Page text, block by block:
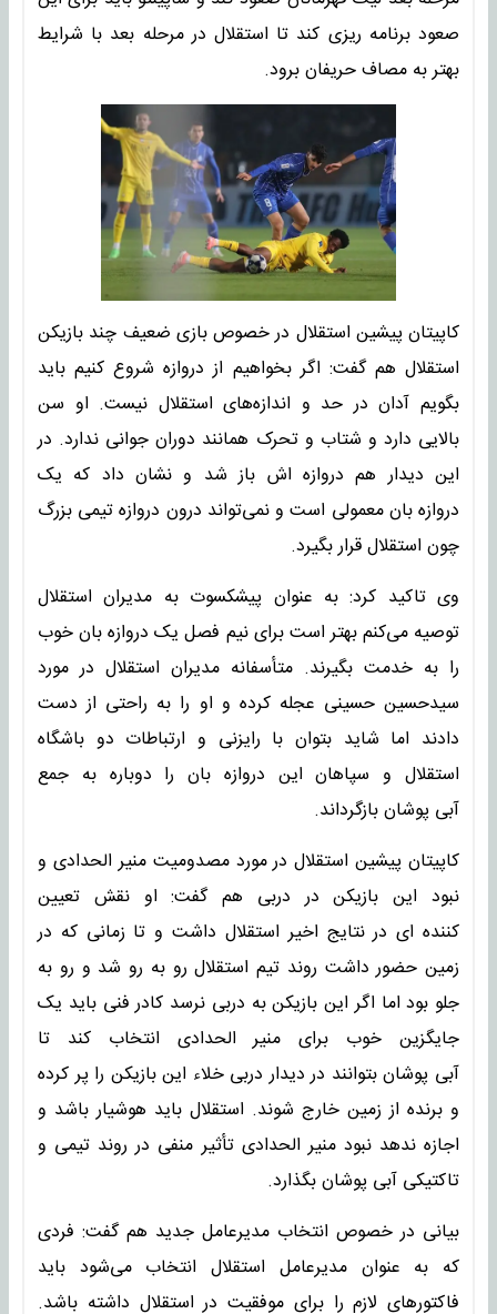
صعود برنامه ریزی کند تا استقلال در مرحله بعد با شرایط
بهتر به مصاف حریفان برود.
کاپیتان پیشین استقلال در خصوص بازی ضعیف چند بازیکن
استقلال هم گفت: اگر بخواهیم از دروازه شروع کنیم باید
بگویم آدان در حد و اندازه‌های استقلال نیست. او سن
بالایی دارد و شتاب و تحرک همانند دوران جوانی ندارد. در
این دیدار هم دروازه اش باز شد و نشان داد که یک
دروازه بان معمولی است و نمی‌تواند درون دروازه تیمی بزرگ
چون استقلال قرار بگیرد.
وی تاکید کرد: به عنوان پیشکسوت به مدیران استقلال
توصیه می‌کنم بهتر است برای نیم فصل یک دروازه بان خوب
را به خدمت بگیرند. متأسفانه مدیران استقلال در مورد
سیدحسین حسینی عجله کرده و او را به راحتی از دست
دادند اما شاید بتوان با رایزنی و ارتباطات دو باشگاه
استقلال و سپاهان این دروازه بان را دوباره به جمع
آبی پوشان بازگرداند.
کاپیتان پیشین استقلال در مورد مصدومیت منیر الحدادی و
نبود این بازیکن در دربی هم گفت: او نقش تعیین
کننده ای در نتایج اخیر استقلال داشت و تا زمانی که در
زمین حضور داشت روند تیم استقلال رو به رو شد و رو به
جلو بود اما اگر این بازیکن به دربی نرسد کادر فنی باید یک
جایگزین خوب برای منیر الحدادی انتخاب کند تا
آبی پوشان بتوانند در دیدار دربی خلاء این بازیکن را پر کرده
و برنده از زمین خارج شوند. استقلال باید هوشیار باشد و
اجازه ندهد نبود منیر الحدادی تأثیر منفی در روند تیمی و
تاکتیکی آبی پوشان بگذارد.
بیانی در خصوص انتخاب مدیرعامل جدید هم گفت: فردی
که به عنوان مدیرعامل استقلال انتخاب می‌شود باید
فاکتورهای لازم را برای موفقیت در استقلال داشته باشد.